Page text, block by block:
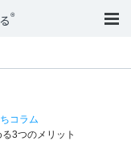
®
コラム
3つのメリット